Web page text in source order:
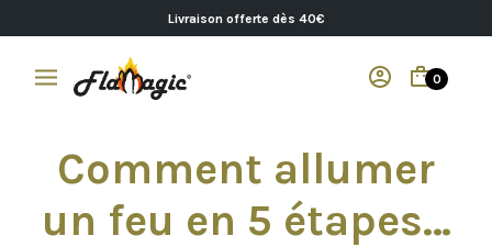
Livraison offerte dès 40€
0
Comment allumer
un feu en 5 étapes…